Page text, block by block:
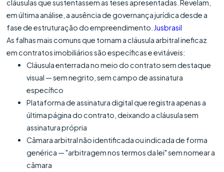
cláusulas que sustentassem as teses apresentadas. Revelam,
em última análise, a ausência de governança jurídica desde a
fase de estruturação do empreendimento. Jusbrasil
As falhas mais comuns que tornam a cláusula arbitral ineficaz
em contratos imobiliários são específicas e evitáveis:
Cláusula enterrada no meio do contrato sem destaque
visual — sem negrito, sem campo de assinatura
específico
Plataforma de assinatura digital que registra apenas a
última página do contrato, deixando a cláusula sem
assinatura própria
Câmara arbitral não identificada ou indicada de forma
genérica — "arbitragem nos termos da lei" sem nomear a
câmara